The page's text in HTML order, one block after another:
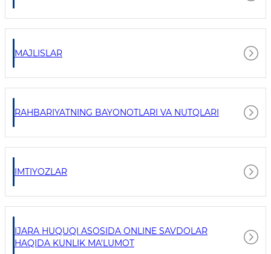
MAJLISLAR
RAHBARIYATNING BAYONOTLARI VA NUTQLARI
IMTIYOZLAR
IJARA HUQUQI ASOSIDA ONLINE SAVDOLAR
HAQIDA KUNLIK MA'LUMOT